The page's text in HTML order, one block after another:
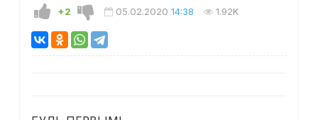
+2 05.02.2020 14:38 1.92K